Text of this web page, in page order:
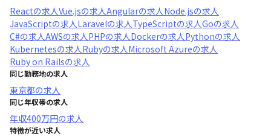
Reactの求人Vue.jsの求人Angularの求人Node.jsの求人
JavaScriptの求人Laravelの求人TypeScriptの求人Goの求人
C#の求人AWSの求人PHPの求人Dockerの求人Pythonの求人
Kubernetesの求人Rubyの求人Microsoft Azureの求人
Ruby on Railsの求人
同じ勤務地の求人
東京都の求人
同じ年収帯の求人
年収400万円の求人
特徴が近い求人